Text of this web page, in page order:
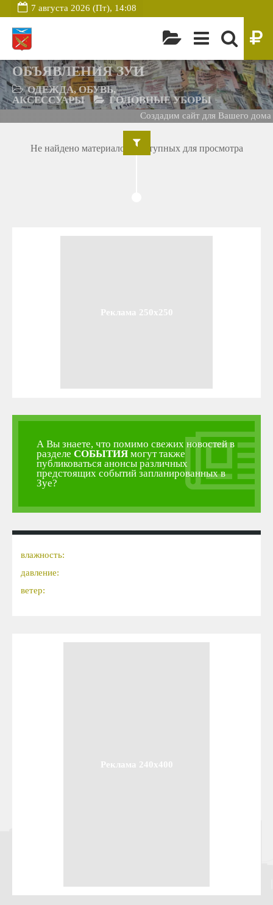
7 августа 2026 (Пт), 14:08
ОБЪЯВЛЕНИЯ ЗУИ
ОДЕЖДА, ОБУВЬ,
АКСЕССУАРЫ
ГОЛОВНЫЕ УБОРЫ
Создадим сайт для Вашего дома
Не найдено материалов, доступных для просмотра
Реклама 250x250
А Вы знаете, что помимо свежих новостей в
разделе СОБЫТИЯ могут также
публиковаться анонсы различных
предстоящих событий запланированных в
Зуе?
влажность:
давление:
ветер:
Реклама 240x400